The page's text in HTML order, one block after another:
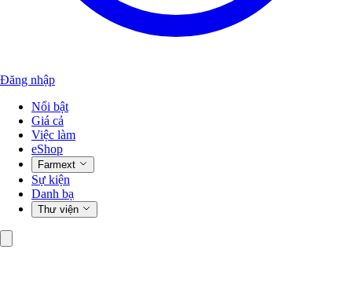
Đăng nhập
Nổi bật
Giá cả
Việc làm
eShop
Farmext
Sự kiện
Danh bạ
Thư viện